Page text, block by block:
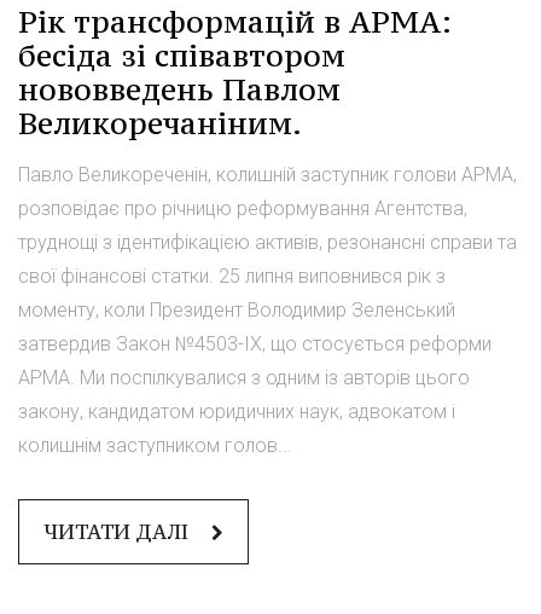
Рік трансформацій в АРМА:
бесіда зі співавтором
нововведень Павлом
Великоречаніним.
Павло Великореченін, колишній заступник голови АРМА,
розповідає про річницю реформування Агентства,
труднощі з ідентифікацією активів, резонансні справи та
свої фінансові статки. 25 липня виповнився рік з
моменту, коли Президент Володимир Зеленський
затвердив Закон №4503-IX, що стосується реформи
АРМА. Ми поспілкувалися з одним із авторів цього
закону, кандидатом юридичних наук, адвокатом і
колишнім заступником голов...
ЧИТАТИ ДАЛІ